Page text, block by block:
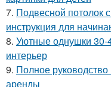
7. Подвесной потолок
инструкция для
8. Уютные однушки 30-
интерьер
9. Полное руководство
аренды